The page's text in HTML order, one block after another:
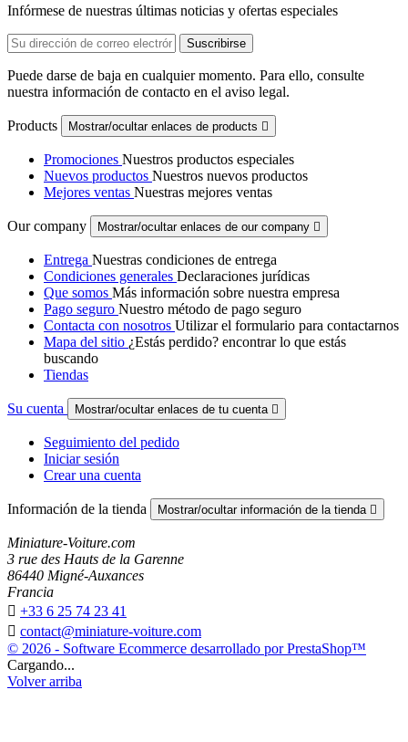
Infórmese de nuestras últimas noticias y ofertas especiales
Puede darse de baja en cualquier momento. Para ello, consulte
nuestra información de contacto en el aviso legal.
Products Mostrar/ocultar enlaces de products 
Promociones Nuestros productos especiales
Nuevos productos Nuestros nuevos productos
Mejores ventas Nuestras mejores ventas
Our company Mostrar/ocultar enlaces de our company 
Entrega Nuestras condiciones de entrega
Condiciones generales Declaraciones jurídicas
Que somos Más información sobre nuestra empresa
Pago seguro Nuestro método de pago seguro
Contacta con nosotros Utilizar el formulario para contactarnos
Mapa del sitio ¿Estás perdido? encontrar lo que estás
buscando
Tiendas
Su cuenta Mostrar/ocultar enlaces de tu cuenta 
Seguimiento del pedido
Iniciar sesión
Crear una cuenta
Información de la tienda Mostrar/ocultar información de la tienda 
Miniature-Voiture.com
3 rue des Hauts de la Garenne
86440 Migné-Auxances
Francia
 +33 6 25 74 23 41
 contact@miniature-voiture.com
© 2026 - Software Ecommerce desarrollado por PrestaShop™
Cargando...
Volver arriba